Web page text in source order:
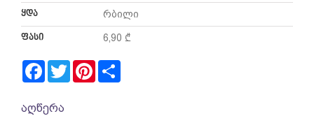
ყდა რბილი
ფასი 6,90 ₾
Facebook
TwitterPinterest
აღწერა